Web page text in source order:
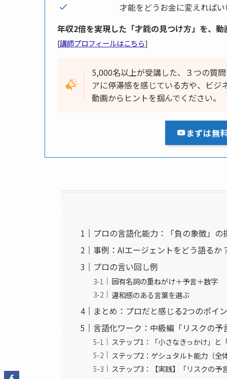
才能をどうお金に変えれば
年収2倍を実現した「才能の見つけ方」を、
[講師プロフィールはこちら]
5,000名以上が受講した、３つの質
アに停滞感を感じている方や、ビジ
動画からヒントを掴んでください。
まずは無
プロの言語化能力：「負の象徴」の
事例：AIエージェントをどう語るか
プロの言い回し例
固有名詞の重ねがけ＋予言＋数字
違和感のある言葉を選ぶ
まとめ：プロだと感じる2つのポイ
言語化ワーク：中級編「リスクの予
ステップ1：「小さなきっかけ」と
ステップ2：ゲシュタルト能力（全
ステップ3：【実践】「リスクの予